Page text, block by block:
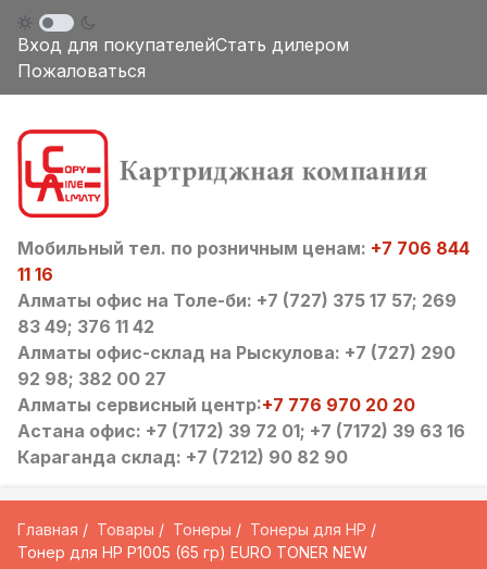
Вход для покупателейСтать дилером
Пожаловаться
Мобильный тел. по розничным ценам: +7 706 844
11 16
Алматы офис на Толе-би: +7 (727) 375 17 57; 269
83 49; 376 11 42
Алматы офис-склад на Рыскулова: +7 (727) 290
92 98; 382 00 27
Алматы сервисный центр:+7 776 970 20 20
Астана офис: +7 (7172) 39 72 01; +7 (7172) 39 63 16
Караганда склад: +7 (7212) 90 82 90
Главная Товары Тонеры
Тонеры для HP
Тонер для HP P1005 (65 гр) EURO TONER NEW